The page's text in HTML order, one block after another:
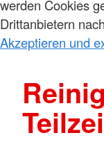
werden Cookies
Drittanbietern
Akzeptieren und